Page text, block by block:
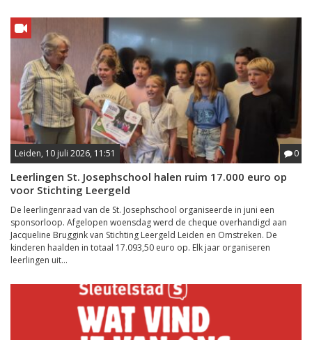
Leiden, 10 juli 2026, 11:51 0
Leerlingen St. Josephschool halen ruim 17.000 euro op
voor Stichting Leergeld
De leerlingenraad van de St. Josephschool organiseerde in juni een
sponsorloop. Afgelopen woensdag werd de cheque overhandigd aan
Jacqueline Bruggink van Stichting Leergeld Leiden en Omstreken. De
kinderen haalden in totaal 17.093,50 euro op. Elk jaar organiseren
leerlingen uit...